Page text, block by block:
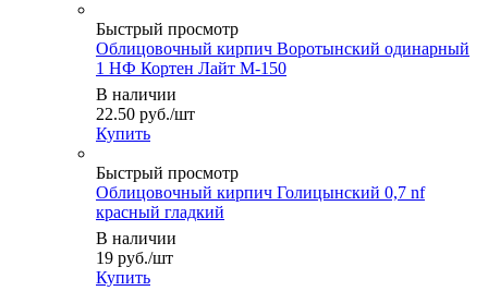
Быстрый просмотр
Облицовочный кирпич Воротынский одинарный
1 НФ Кортен Лайт М-150
В наличии
22.50 руб./шт
Купить
Быстрый просмотр
Облицовочный кирпич Голицынский 0,7 nf
красный гладкий
В наличии
19 руб./шт
Купить